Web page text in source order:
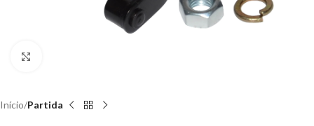
Início Partida